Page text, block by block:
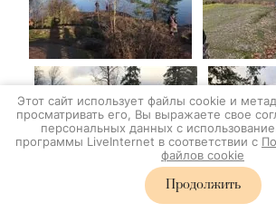
Этот сайт использует файлы cookie и
просматривать его, Вы выражаете свое
персональных данных с
программы LiveInternet в соответствии с
файлов cookie
Продолжить